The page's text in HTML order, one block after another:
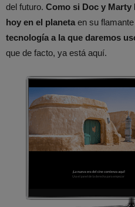
del futuro. Como si Doc y
hoy en el planeta en su
tecnología a la que daremos
que de facto, ya está aquí.